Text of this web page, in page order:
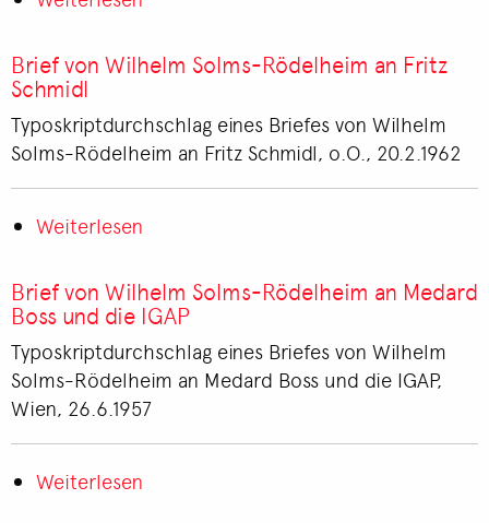
B
Brief von Wilhelm Solms-Rödelheim an Fritz
Schmidl
Typoskriptdurchschlag eines Briefes von Wilhelm
Solms-Rödelheim an Fritz Schmidl, o.O., 20.2.1962
Weiterlesen
von
Wilhelm
Solms-
Rödelheim
an
Fritz
Schmidl
Brief von Wilhelm Solms-Rödelheim an Medard
Boss und die IGAP
Typoskriptdurchschlag eines Briefes von Wilhelm
Solms-Rödelheim an Medard Boss und die IGAP,
Wien, 26.6.1957
Weiterlesen